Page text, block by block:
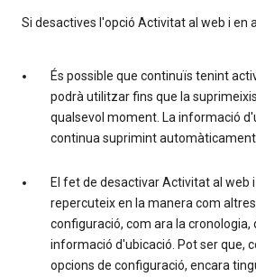
Si desactives l'opció Activitat al web i en
És possible que continuïs tenint
podrà utilitzar fins que la
qualsevol moment. La informació
continua suprimint automàticament
El fet de desactivar Activitat al web
repercuteix en la manera com
configuració, com ara la cronologia,
informació d'ubicació. Pot ser que,
opcions de configuració, encara